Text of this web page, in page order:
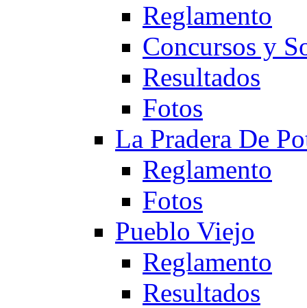
Reglamento
Concursos y
Resultados
Fotos
La Pradera De
Reglamento
Fotos
Pueblo Viejo
Reglamento
Resultados